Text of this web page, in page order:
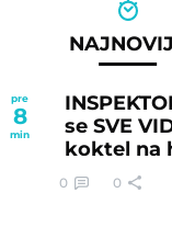
pre
8
min
se SVE
koktel na
0 0